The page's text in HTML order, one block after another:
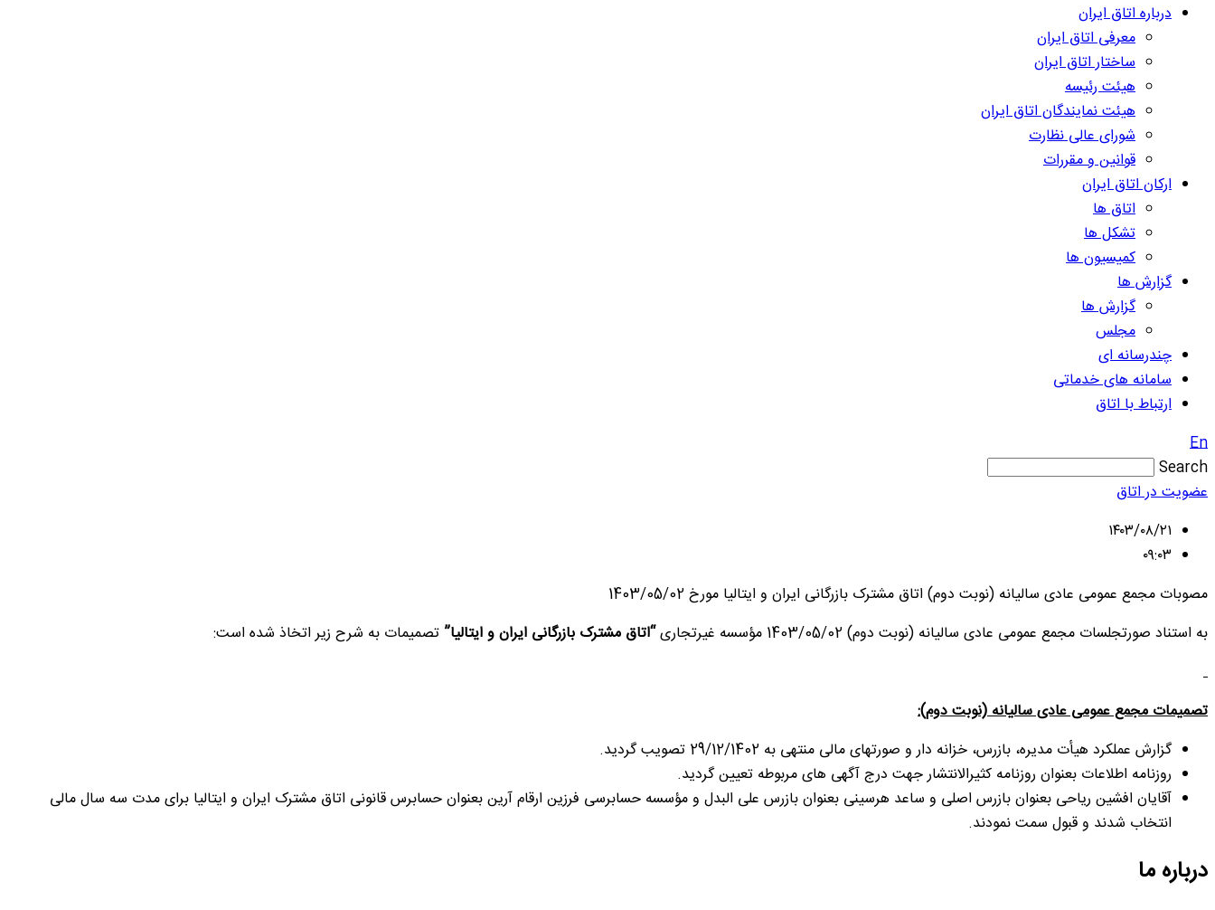
درباره اتاق ایران
معرفی اتاق ایران
ساختار اتاق ایران
هیئت رئیسه
هیئت نمایندگان اتاق ایران
شورای عالی نظارت
قوانین و مقررات
ارکان اتاق ایران
اتاق ها
تشکل ها
کمیسیون ها
گزارش ها
گزارش ها
مجلس
چندرسانه ای
سامانه های خدماتی
ارتباط با اتاق
En
Search
عضویت در اتاق
۱۴۰۳/۰۸/۲۱
۰۹:۰۳
مصوبات مجمع عمومی عادی سالیانه (نوبت دوم) اتاق مشترک بازرگانی ایران و ایتالیا مورخ 1403/05/02
به استناد صورتجلسات مجمع عمومی عادی سالیانه (نوبت دوم) 1403/05/02 مؤسسه غیرتجاری
“اتاق مشترک بازرگانی ایران و ایتالیا” تصمیمات به شرح زیر اتخاذ شده است:
تصميماتمجمع عمومی عادی سالیانه (نوبت دوم):
گزارش عملکرد هیأت مدیره، بازرس، خزانه دار و صورتهای مالی منتهی به 29/12/1402 تصویب گردید.
روزنامه اطلاعات بعنوان روزنامه کثیرالانتشار جهت درج آگهی های مربوطه تعیین گردید.
آقایان افشین ریاحی بعنوان بازرس اصلی و ساعد هرسینی بعنوان بازرس علی البدل و مؤسسه حسابرسی فرزین ارقام آرین بعنوان حسابرس قانونی اتاق مشترک ایران و ایتالیا برای مدت سه سال مالی
انتخاب شدند و قبول سمت نمودند.
درباره ما